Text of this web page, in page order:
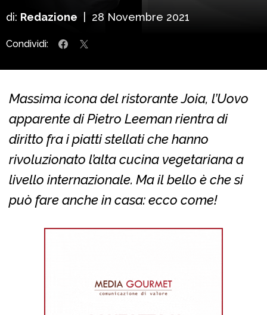
di: Redazione 28 Novembre 2021
Condividi:
Massima icona del ristorante Joia, l’Uovo
apparente di Pietro Leeman rientra di
diritto fra i piatti stellati che hanno
rivoluzionato l’alta cucina vegetariana a
livello internazionale. Ma il bello è che si
può fare anche in casa: ecco come!